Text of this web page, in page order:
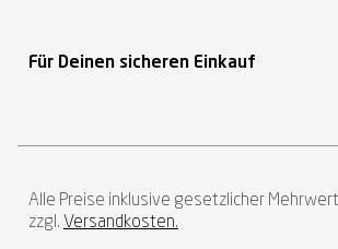
Für Deinen sicheren Einkauf
Alle Preise inklusive gesetzlicher
zzgl. Versandkosten.